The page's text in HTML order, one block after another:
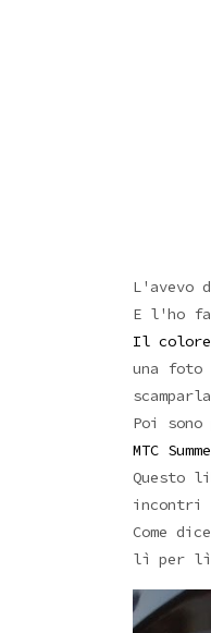
L'avevo
E l'ho
Il colore
una
Poi
MTC
Questo
incontri
Come
lì per lì,